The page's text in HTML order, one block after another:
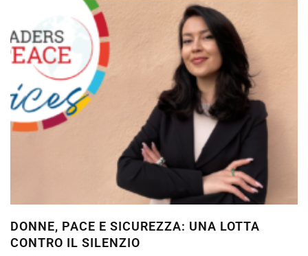
DONNE, PACE E SICUREZZA: UNA LOTTA
CONTRO IL SILENZIO